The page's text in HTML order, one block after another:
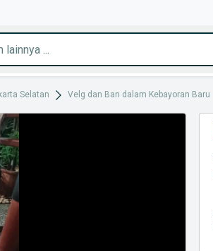
Selatan Velg dan Ban dalam Kebayoran Baru